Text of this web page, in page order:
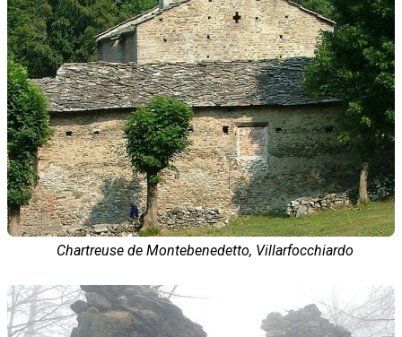
Chartreuse de Montebenedetto, Villarfocchiardo